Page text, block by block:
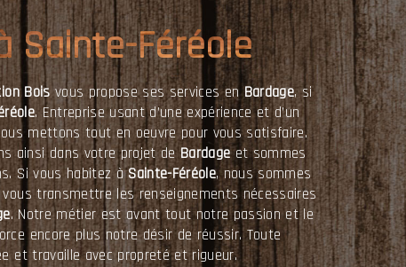
Sainte-Féréole
Boisvous propose ses services enBardage, si
. Entreprise usant d’une expérience et d’un
mettons tout en oeuvre pour vous satisfaire.
ainsi dans votre projet deBardageet sommes
Si vous habitez àSainte-Féréole, nous sommes
transmettre les renseignements nécessaires
. Notre métier est avant tout notre passion et le
encore plus notre désir de réussir. Toute
et travaille avec propreté et rigueur.